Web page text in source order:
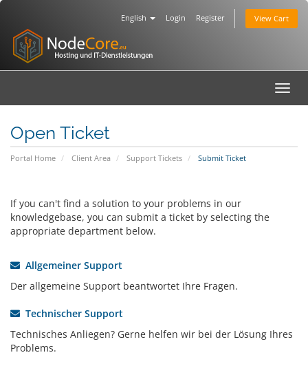
English Login Register View Cart
Open Ticket
Portal Home Client Area Support Tickets Submit Ticket
If you can't find a solution to your problems in our
knowledgebase, you can submit a ticket by selecting the
appropriate department below.
Allgemeiner Support
Der allgemeine Support beantwortet Ihre Fragen.
Technischer Support
Technisches Anliegen? Gerne helfen wir bei der Lösung Ihres
Problems.